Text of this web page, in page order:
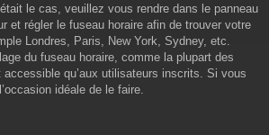
le cas, veuillez vous rendre dans le panneau
et régler le fuseau horaire afin de trouver votre
Londres, Paris, New York, Sydney, etc.
du fuseau horaire, comme la plupart des
accessible qu’aux utilisateurs inscrits. Si vous
idéale de le faire.